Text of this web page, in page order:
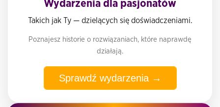
Wydarzenia dla pasjonatów
Takich jak Ty — dzielących się doświadczeniami.
Poznajesz historie o rozwiązaniach, które naprawdę
działają.
Sprawdź wydarzenia →